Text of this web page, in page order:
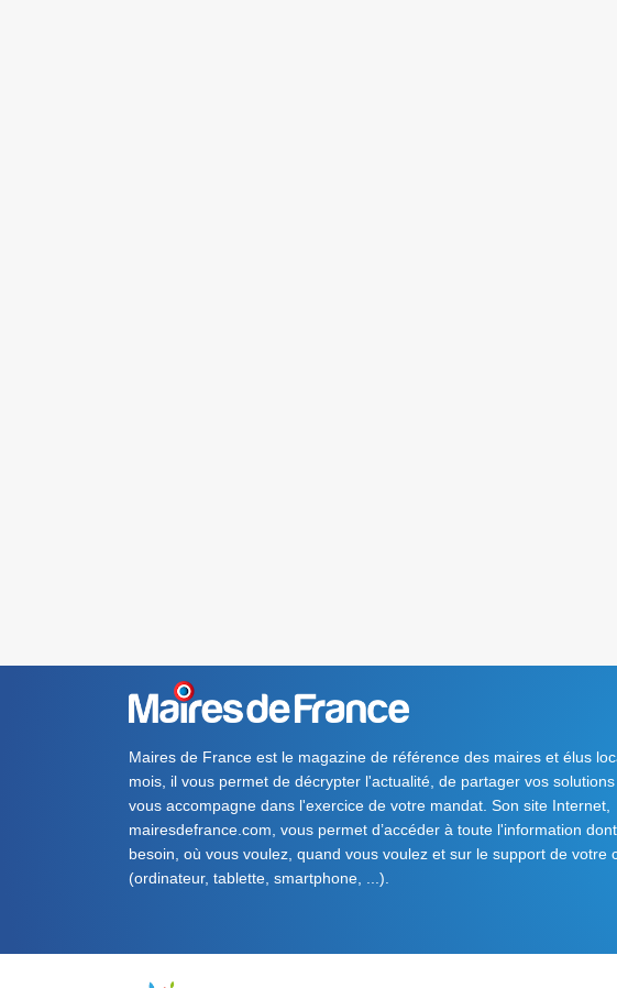
Maires de France est le magazine de référence des maires et élus
mois, il vous permet de décrypter l'actualité, de partager vos
vous accompagne dans l'exercice de votre mandat. Son site Internet,
mairesdefrance.com, vous permet d’accéder à toute l'information
besoin, où vous voulez, quand vous voulez et sur le support de votre
(ordinateur, tablette, smartphone, ...).